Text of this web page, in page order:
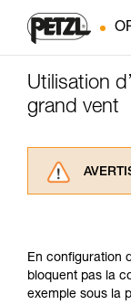
Utilisation
grand vent
pouvoir
En configuration
bloquent pas la
exemple sous la